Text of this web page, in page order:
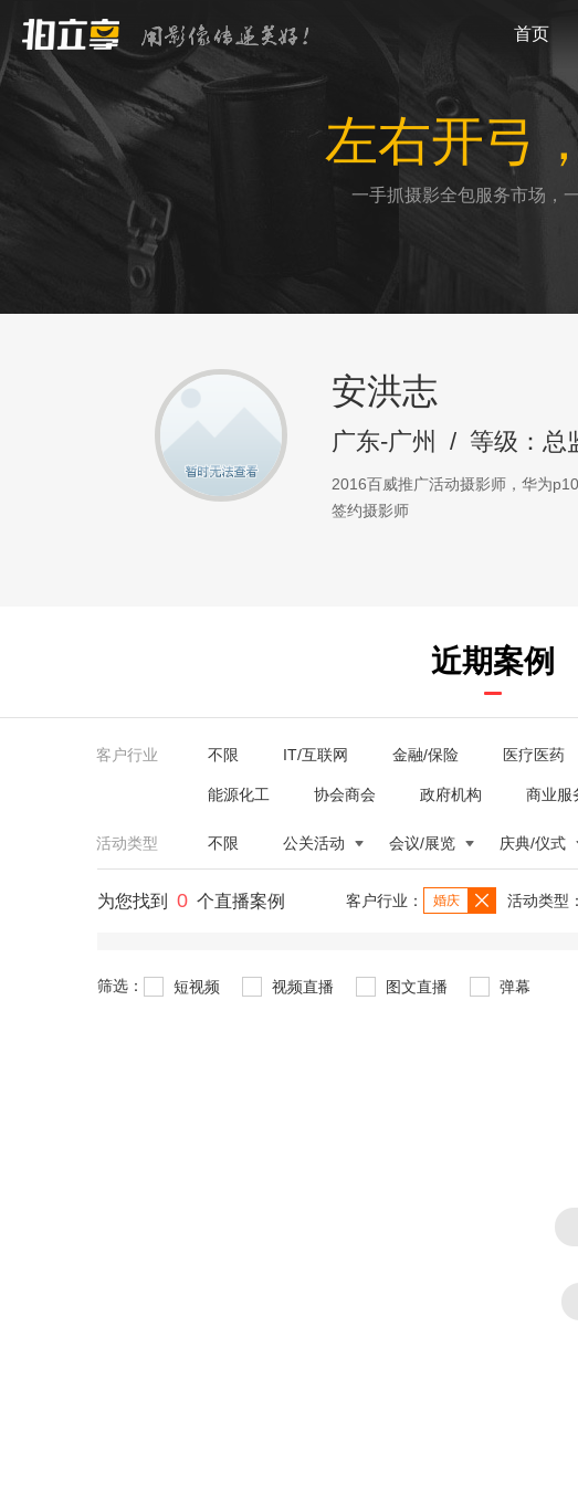
首页
左右开弓
一手抓摄影全包服务市场，
安洪志
广东-广州 / 等级：总
2016百威推广活动摄影师，华为
签约摄影师
近期案例
客户行业 不限 IT/互联网 金融/保险 医疗医药
能源化工 协会商会 政府机构 商业服
活动类型 不限 公关活动 会议/展览 庆典/仪式
为您找到 0 个直播案例 客户行业： 婚庆 活动类型：
筛选： 短视频 视频直播 图文直播 弹幕